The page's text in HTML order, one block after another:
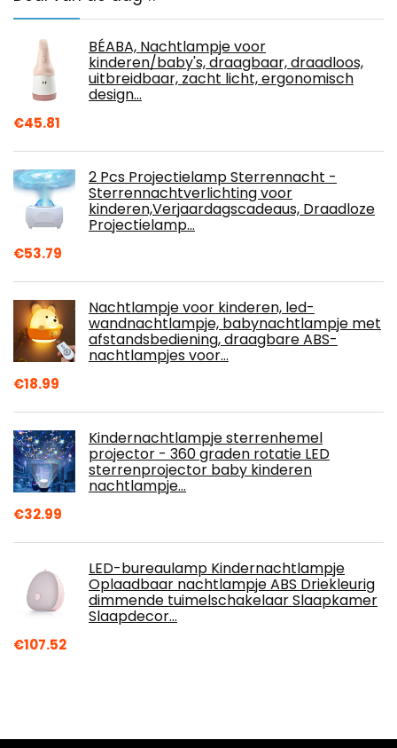
BÉABA, Nachtlampje voor
kinderen/baby's, draagbaar, draadloos,
uitbreidbaar, zacht licht, ergonomisch
design…
€45.81
2 Pcs Projectielamp Sterrennacht -
Sterrennachtverlichting voor
kinderen,Verjaardagscadeaus, Draadloze
Projectielamp…
€53.79
Nachtlampje voor kinderen, led-
wandnachtlampje, babynachtlampje met
afstandsbediening, draagbare ABS-
nachtlampjes voor…
€18.99
Kindernachtlampje sterrenhemel
projector - 360 graden rotatie LED
sterrenprojector baby kinderen
nachtlampje…
€32.99
LED-bureaulamp Kindernachtlampje
Oplaadbaar nachtlampje ABS Driekleurig
dimmende tuimelschakelaar Slaapkamer
Slaapdecor…
€107.52